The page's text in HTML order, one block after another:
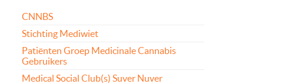
CNNBS
Stichting Mediwiet
Patiënten Groep Medicinale Cannabis
Gebruikers
Medical Social Club(s) Suver Nuver